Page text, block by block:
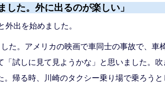
した。外に出るのが楽しい」
出を始めました。
た。アメリカの映画で車同士の事故で、
試しに見て見ようかな」と思いました。
帰る時、川崎のタクシー乗り場で乗ろう